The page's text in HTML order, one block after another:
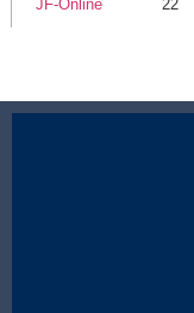
JF-Online 22